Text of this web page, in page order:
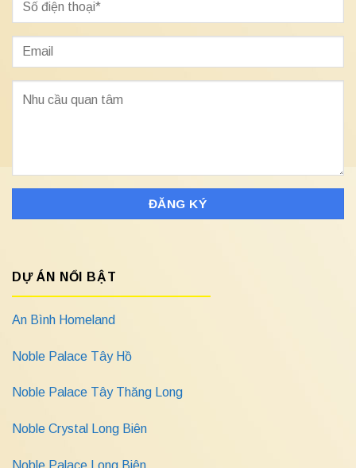
DỰ ÁN NỔI BẬT
An Bình Homeland
Noble Palace Tây Hồ
Noble Palace Tây Thăng Long
Noble Crystal Long Biên
Noble Palace Long Biên